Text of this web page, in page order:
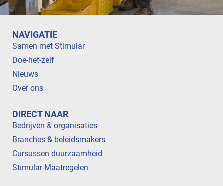
NAVIGATIE
Samen met Stimular
Doe-het-zelf
Nieuws
Over ons
DIRECT NAAR
Bedrijven & organisaties
Branches & beleidsmakers
Cursussen duurzaamheid
Stimular-Maatregelen